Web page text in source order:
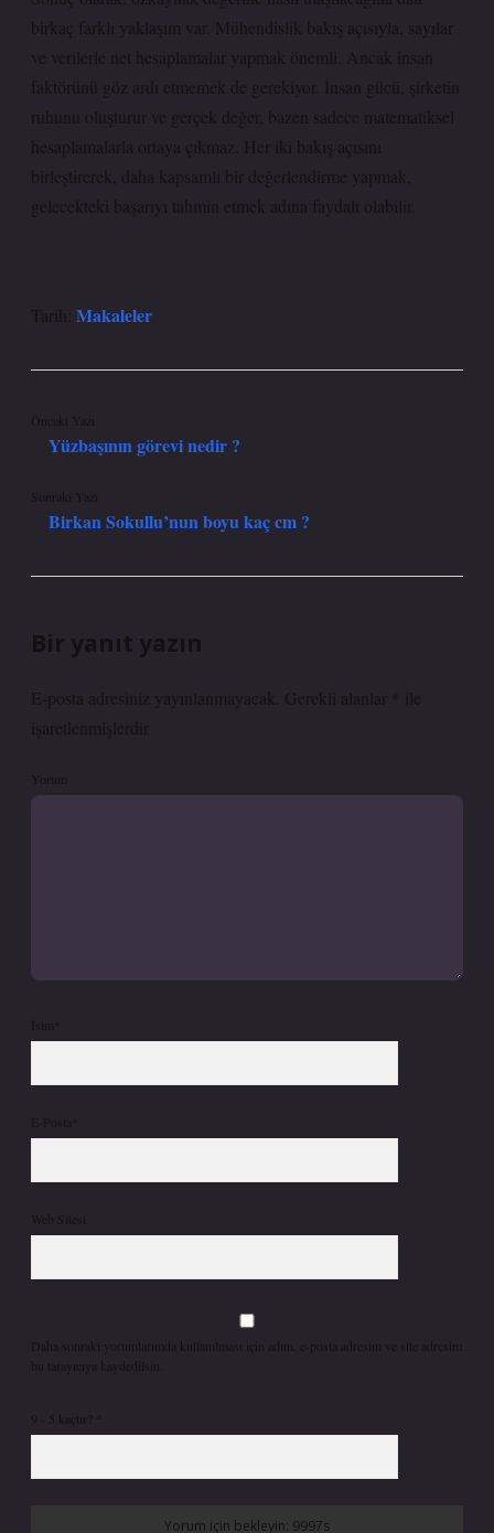
birkaç farklı yaklaşım var. Mühendislik bakış açısıyla, sayılar
ve verilerle net hesaplamalar yapmak önemli. Ancak insan
faktörünü göz ardı etmemek de gerekiyor. İnsan gücü, şirketin
ruhunu oluşturur ve gerçek değer, bazen sadece matematiksel
hesaplamalarla ortaya çıkmaz. Her iki bakış açısını
birleştirerek, daha kapsamlı bir değerlendirme yapmak,
gelecekteki başarıyı tahmin etmek adına faydalı olabilir.
Tarih: Makaleler
Önceki Yazı
Yüzbaşının görevi nedir ?
Sonraki Yazı
Birkan Sokullu’nun boyu kaç cm ?
Bir yanıt yazın
E-posta adresiniz yayınlanmayacak. Gerekli alanlar
ile
işaretlenmişlerdir
Yorum
İsim*
E-Posta*
Web Sitesi
Daha sonraki yorumlarımda kullanılması için adım, e-posta adresim ve site adresim
bu tarayıcıya kaydedilsin.
9 - 5 kaçtır?